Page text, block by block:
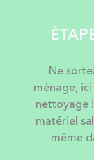
Ne
ménage,
nettoyage
matériel
même